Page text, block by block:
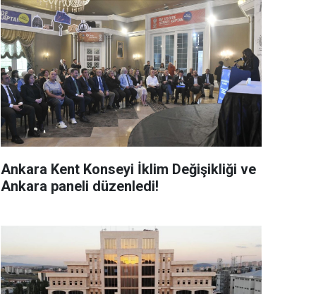
Ankara Kent Konseyi İklim Değişikliği ve
Ankara paneli düzenledi!